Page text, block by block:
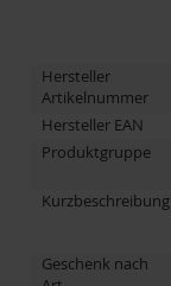
Hersteller
Artikelnummer
Hersteller EAN
Produktgruppe
Kurzbeschreibung
Geschenk nach